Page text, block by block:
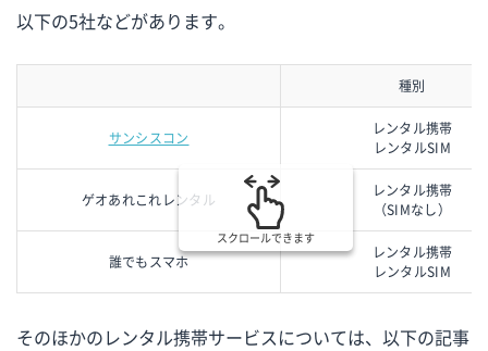
以下の5社などがあります。
種別
サンシスコン
レンタル携帯
レンタルSIM
ゲオあれこれレンタル
レンタル携帯
（SIMなし）
誰でもスマホ
レンタル携帯
レンタルSIM
スクロールできます
そのほかのレンタル携帯サービスについては、以下の記事